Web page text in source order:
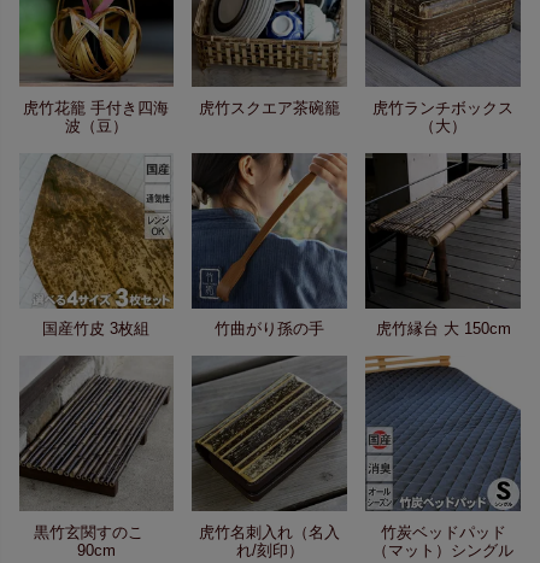
虎竹花籠 手付き四海
波（豆）
虎竹スクエア茶碗籠
虎竹ランチボックス
（大）
国産竹皮 3枚組 竹曲がり孫の手 虎竹縁台 大 150cm
黒竹玄関すのこ
90cm
虎竹名刺入れ（名入
れ/刻印）
竹炭ベッドパッド
（マット）シングル